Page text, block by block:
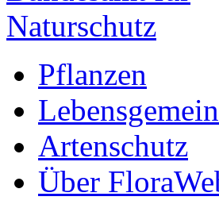
Pflanzen
Artenschutz
Über